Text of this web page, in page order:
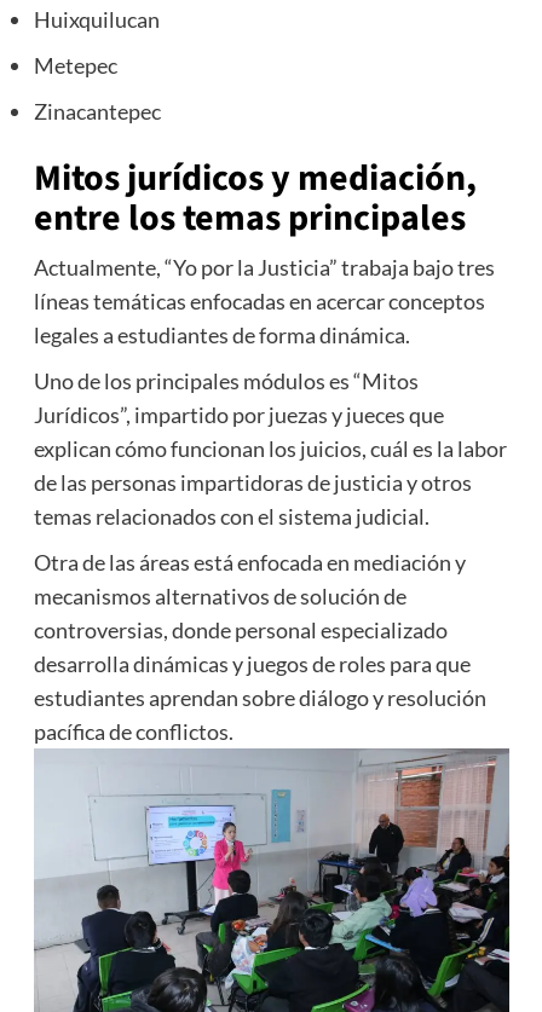
Huixquilucan
Metepec
Zinacantepec
Mitos jurídicos y mediación,
entre los temas principales
Actualmente, “Yo por la Justicia” trabaja bajo tres
líneas temáticas enfocadas en acercar conceptos
legales a estudiantes de forma dinámica.
Uno de los principales módulos es “Mitos
Jurídicos”, impartido por juezas y jueces que
explican cómo funcionan los juicios, cuál es la labor
de las personas impartidoras de justicia y otros
temas relacionados con el sistema judicial.
Otra de las áreas está enfocada en mediación y
mecanismos alternativos de solución de
controversias, donde personal especializado
desarrolla dinámicas y juegos de roles para que
estudiantes aprendan sobre diálogo y resolución
pacífica de conflictos.